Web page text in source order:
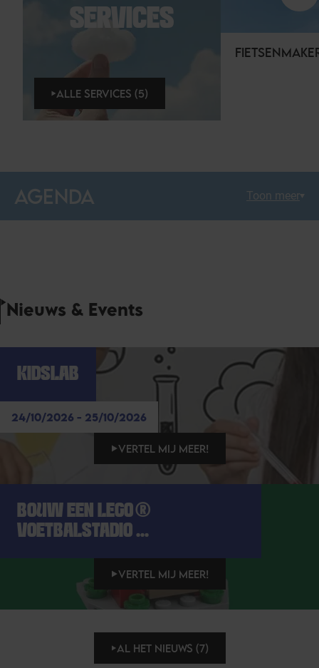
SERVICES
ALLE SERVICES (5)
AGENDA Toon meer
Nieuws & Events
KIDSLAB
24/10/2026 - 25/10/2026
VERTEL MIJ MEER!
BOUW EEN LEGO®
VOETBALSTADIO ...
VERTEL MIJ MEER!
AL HET NIEUWS (7)